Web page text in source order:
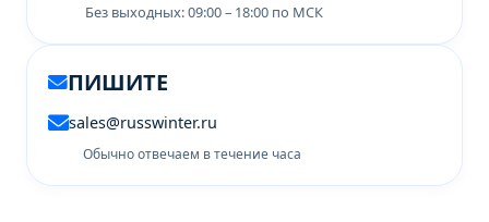
Без выходных: 09:00 – 18:00 по МСК
ПИШИТЕ
sales@russwinter.ru
Обычно отвечаем в течение часа